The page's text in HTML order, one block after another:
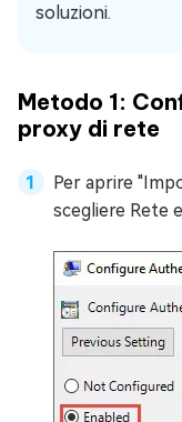
soluzioni.
Metodo 1:
proxy di rete
Per aprire
scegliere Rete